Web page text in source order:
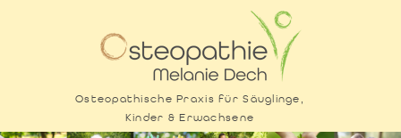
Osteopathische Praxis für Säuglinge,
Kinder & Erwachsene